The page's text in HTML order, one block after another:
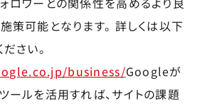
策可能となります。 詳しくは以下
さい。
business/Googleが
ールを活用すれば、サイトの課題